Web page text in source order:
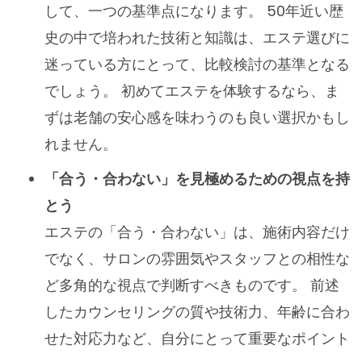
して、一つの基準点になります。 50年近い歴
史の中で培われた技術と知識は、エステ選びに
迷っている方にとって、比較検討の基準となる
でしょう。 初めてエステを体験するなら、ま
ずは老舗の安心感を味わうのも良い選択かもし
れません。
「合う・合わない」を見極めるための視点を持
とう
エステの「合う・合わない」は、施術内容だけ
でなく、サロンの雰囲気やスタッフとの相性な
ど多角的な視点で判断すべきものです。 前述
したカウンセリングの質や技術力、年齢に合わ
せた対応力など、自分にとって重要なポイント